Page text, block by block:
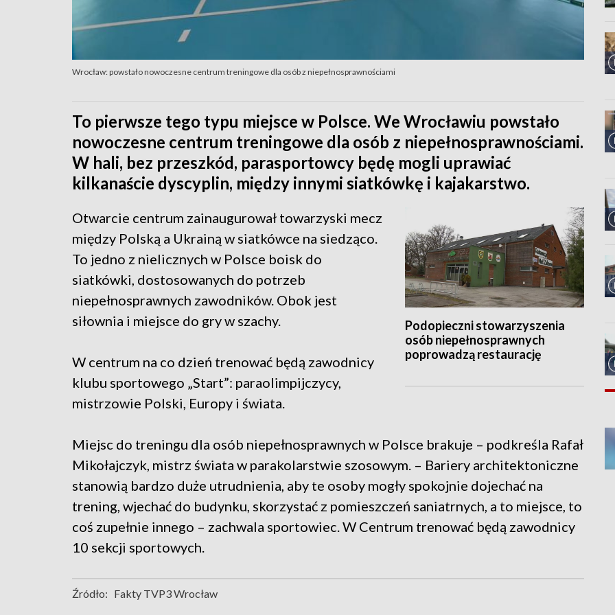
Wrocław: powstało nowoczesne centrum treningowe dla osób z niepełnosprawnościami
To pierwsze tego typu miejsce w Polsce. We Wrocławiu powstało
nowoczesne centrum treningowe dla osób z niepełnosprawnościami.
W hali, bez przeszkód, parasportowcy będę mogli uprawiać
kilkanaście dyscyplin, między innymi siatkówkę i kajakarstwo.
Podopieczni stowarzyszenia
osób niepełnosprawnych
poprowadzą restaurację
Otwarcie centrum zainaugurował towarzyski mecz
między Polską a Ukrainą w siatkówce na siedząco.
To jedno z nielicznych w Polsce boisk do
siatkówki, dostosowanych do potrzeb
niepełnosprawnych zawodników. Obok jest
siłownia i miejsce do gry w szachy.
W centrum na co dzień trenować będą zawodnicy
klubu sportowego „Start”: paraolimpijczycy,
mistrzowie Polski, Europy i świata.
Miejsc do treningu dla osób niepełnosprawnych w Polsce brakuje – podkreśla Rafał
Mikołajczyk, mistrz świata w parakolarstwie szosowym. – Bariery architektoniczne
stanowią bardzo duże utrudnienia, aby te osoby mogły spokojnie dojechać na
trening, wjechać do budynku, skorzystać z pomieszczeń saniatrnych, a to miejsce, to
coś zupełnie innego – zachwala sportowiec. W Centrum trenować będą zawodnicy
10 sekcji sportowych.
Źródło: Fakty TVP3 Wrocław